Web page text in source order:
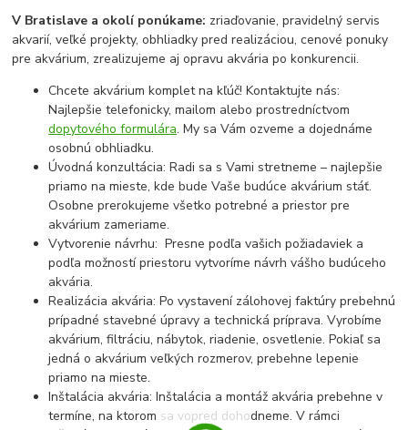
V Bratislave a okolí ponúkame: zriaďovanie, pravidelný servis
akvarií, veľké projekty, obhliadky pred realizáciou, cenové ponuky
pre akvárium, zrealizujeme aj opravu akvária po konkurencii.
Chcete akvárium komplet na kľúč! Kontaktujte nás:
Najlepšie telefonicky, mailom alebo prostredníctvom
dopytového formulára. My sa Vám ozveme a dojednáme
osobnú obhliadku.
Úvodná konzultácia: Radi sa s Vami stretneme – najlepšie
priamo na mieste, kde bude Vaše budúce akvárium stáť.
Osobne prerokujeme všetko potrebné a priestor pre
akvárium zameriame.
Vytvorenie návrhu: Presne podľa vašich požiadaviek a
podľa možností priestoru vytvoríme návrh vášho budúceho
akvária.
Realizácia akvária: Po vystavení zálohovej faktúry prebehnú
prípadné stavebné úpravy a technická príprava. Vyrobíme
akvárium, filtráciu, nábytok, riadenie, osvetlenie. Pokiaľ sa
jedná o akvárium veľkých rozmerov, prebehne lepenie
priamo na mieste.
Inštalácia akvária: Inštalácia a montáž akvária prebehne v
termíne, na ktorom sa vopred dohodneme. V rámci